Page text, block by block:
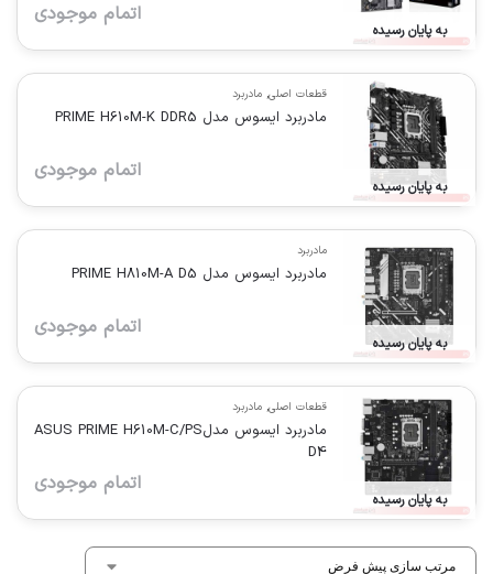
به پایان رسیده
اتمام موجودی
به پایان رسیده
قطعات اصلی, مادربرد
مادربرد ایسوس مدل PRIME H610M-K DDR5
اتمام موجودی
به پایان رسیده
مادربرد
مادربرد ایسوس مدل PRIME H810M-A D5
اتمام موجودی
به پایان رسیده
قطعات اصلی, مادربرد
مادربرد ایسوس مدلASUS PRIME H610M-C/PS
D4
اتمام موجودی